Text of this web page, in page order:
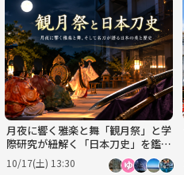
月夜に響く雅楽と舞「観月祭」と学
際研究が紐解く「日本刀史」を鑑賞
しよう！
10/17(土) 13:30